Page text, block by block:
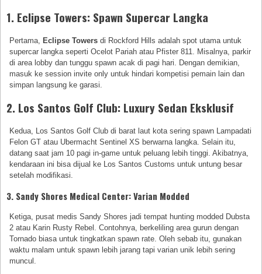
1. Eclipse Towers: Spawn Supercar Langka
Pertama, Eclipse Towers di Rockford Hills adalah spot utama untuk
supercar langka seperti Ocelot Pariah atau Pfister 811. Misalnya, parkir
di area lobby dan tunggu spawn acak di pagi hari. Dengan demikian,
masuk ke session invite only untuk hindari kompetisi pemain lain dan
simpan langsung ke garasi.
2. Los Santos Golf Club: Luxury Sedan Eksklusif
Kedua, Los Santos Golf Club di barat laut kota sering spawn Lampadati
Felon GT atau Ubermacht Sentinel XS berwarna langka. Selain itu,
datang saat jam 10 pagi in-game untuk peluang lebih tinggi. Akibatnya,
kendaraan ini bisa dijual ke Los Santos Customs untuk untung besar
setelah modifikasi.
3. Sandy Shores Medical Center: Varian Modded
Ketiga, pusat medis Sandy Shores jadi tempat hunting modded Dubsta
2 atau Karin Rusty Rebel. Contohnya, berkeliling area gurun dengan
Tornado biasa untuk tingkatkan spawn rate. Oleh sebab itu, gunakan
waktu malam untuk spawn lebih jarang tapi varian unik lebih sering
muncul.